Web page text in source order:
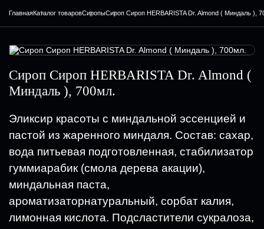
ГлавнаяКаталог товаровСиропыСироп Сироп HERBARISTA Dr. Almond ( Миндаль ),
Сироп Сироп HERBARISTA Dr. Almond (
Миндаль ), 700мл.
Эликсир красоты с миндальной эссенцией и
пастой из жаренного миндаля. Состав: сахар,
вода питьевая подготовленная, стабилизатор
гуммиарабик (смола дерева акации),
миндальная паста,
ароматизаторнатуральный, сорбат калия,
лимонная кислота. Подсластители сукралоза,